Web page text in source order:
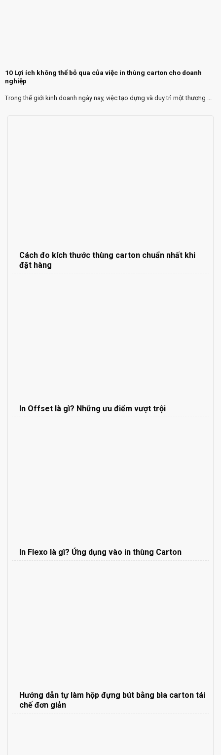
10 Lợi ích không thể bỏ qua của việc in thùng carton cho doanh
nghiệp
Trong thế giới kinh doanh ngày nay, việc tạo dựng và duy trì một thương ...
Cách đo kích thước thùng carton chuẩn nhất khi
đặt hàng
In Offset là gì? Những ưu điểm vượt trội
In Flexo là gì? Ứng dụng vào in thùng Carton
Hướng dẫn tự làm hộp đựng bút bằng bìa carton tái
chế đơn giản